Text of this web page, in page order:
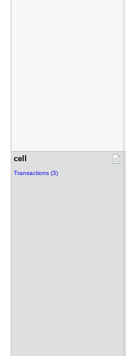
cell
Transactions (3)